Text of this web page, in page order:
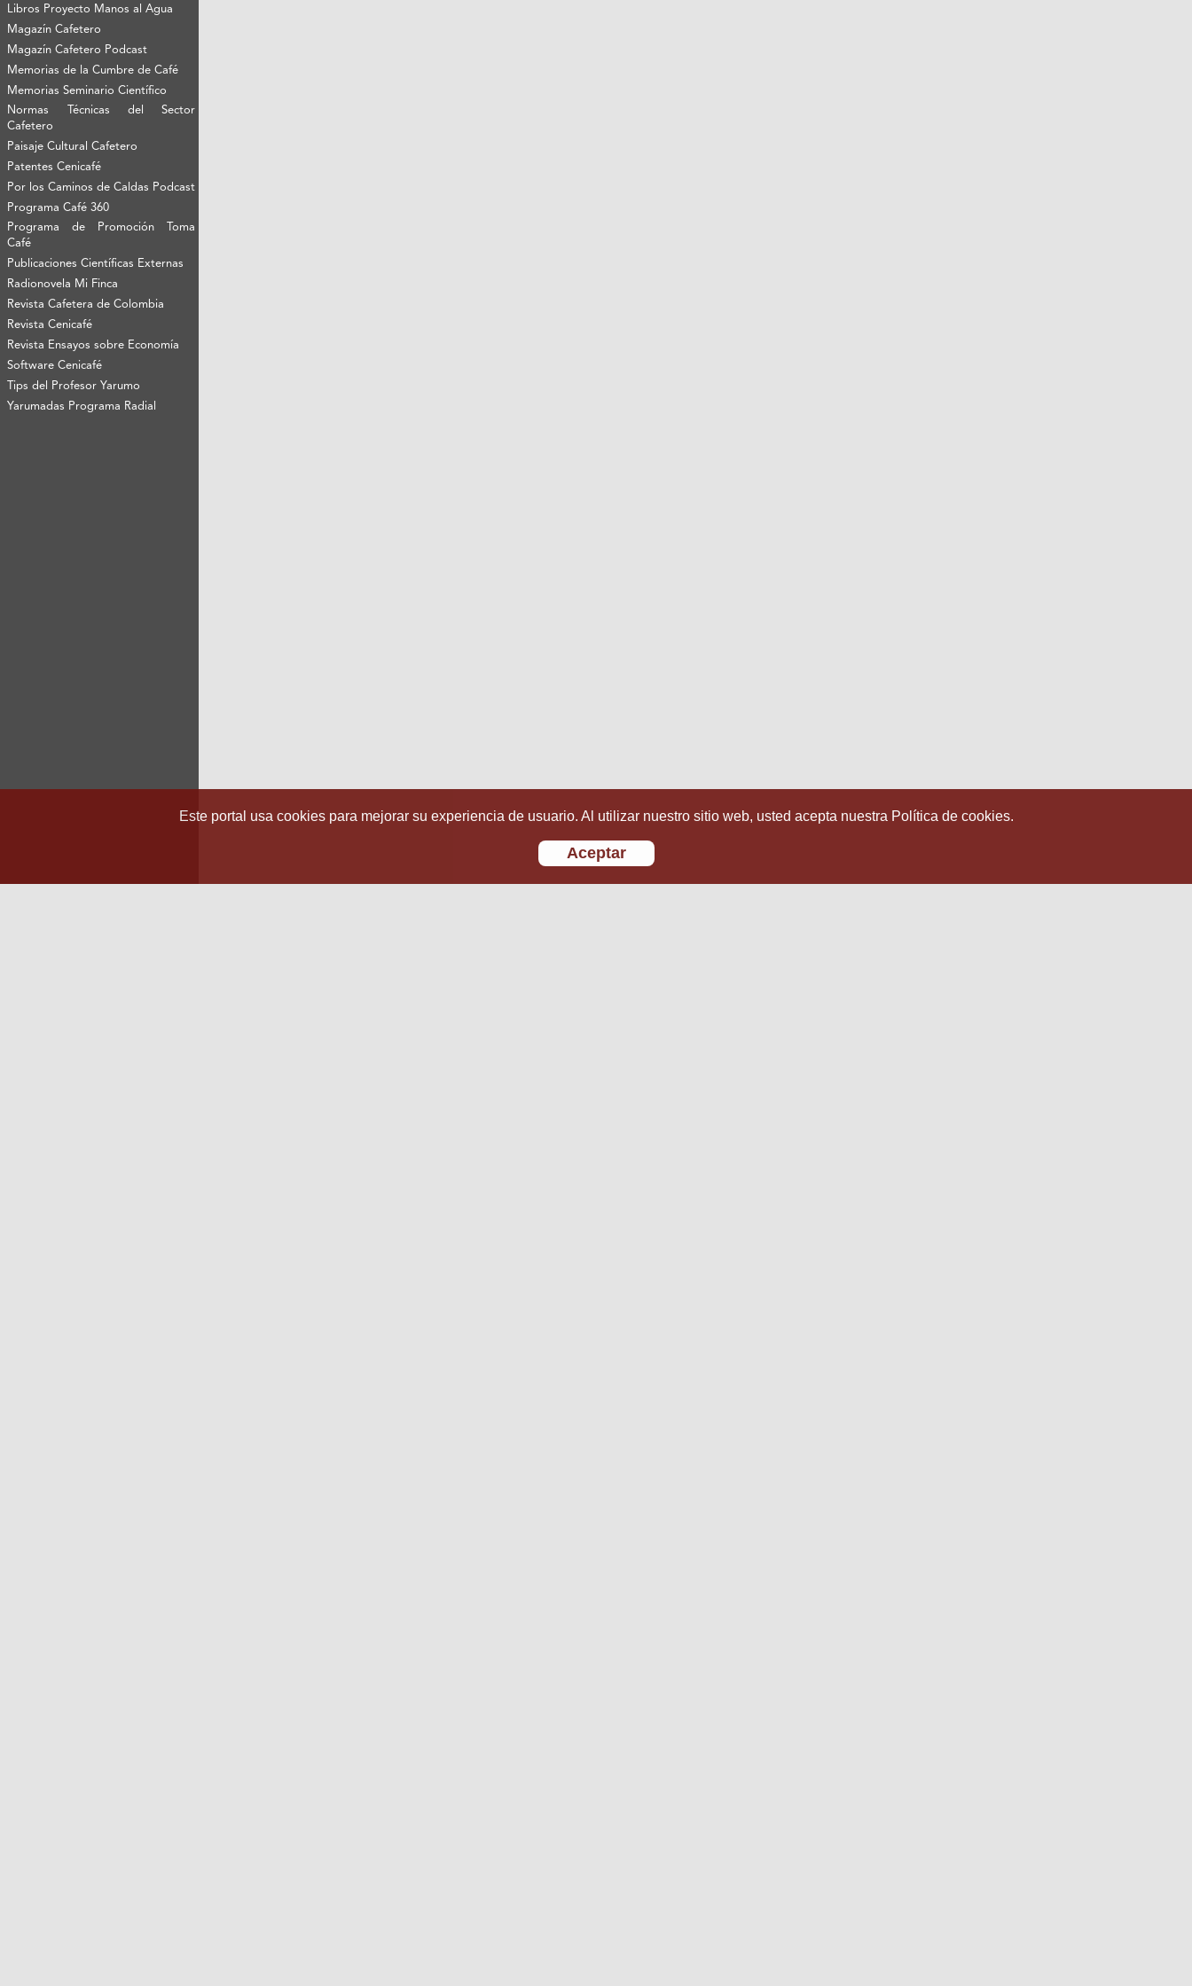
Libros Proyecto Manos al Agua
Magazín Cafetero
Magazín Cafetero Podcast
Memorias de la Cumbre de Café
Memorias Seminario Científico
Normas Técnicas del Sector
Cafetero
Paisaje Cultural Cafetero
Patentes Cenicafé
Por los Caminos de Caldas Podcast
Programa Café 360
Programa de Promoción Toma
Café
Publicaciones Científicas Externas
Radionovela Mi Finca
Revista Cafetera de Colombia
Revista Cenicafé
Revista Ensayos sobre Economía
Software Cenicafé
Tips del Profesor Yarumo
Yarumadas Programa Radial
Este portal usa cookies para mejorar su experiencia de usuario. Al utilizar nuestro sitio web, usted acepta nuestra Política de cookies.
Aceptar